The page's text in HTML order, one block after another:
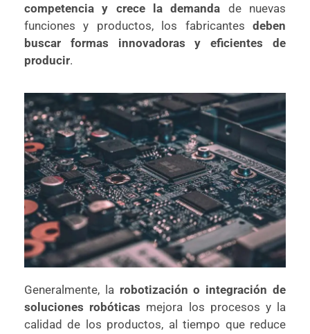
competencia y crece la demanda de nuevas
funciones y productos, los fabricantes deben
buscar formas innovadoras y eficientes de
producir.
Generalmente, la robotización o integración de
soluciones robóticas mejora los procesos y la
calidad de los productos, al tiempo que reduce